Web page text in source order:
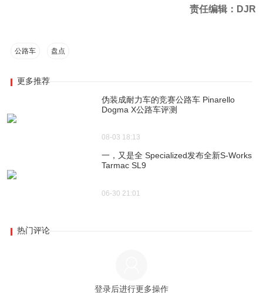
责任编辑：DJR
公路车 盘点
更多推荐
伪装成耐力车的竞赛公路车 Pinarello
Dogma X公路车评测
08-03 18:13
一，又是全 Specialized发布全新S-Works
Tarmac SL9
06-30 21:01
热门评论
登录后进行更多操作